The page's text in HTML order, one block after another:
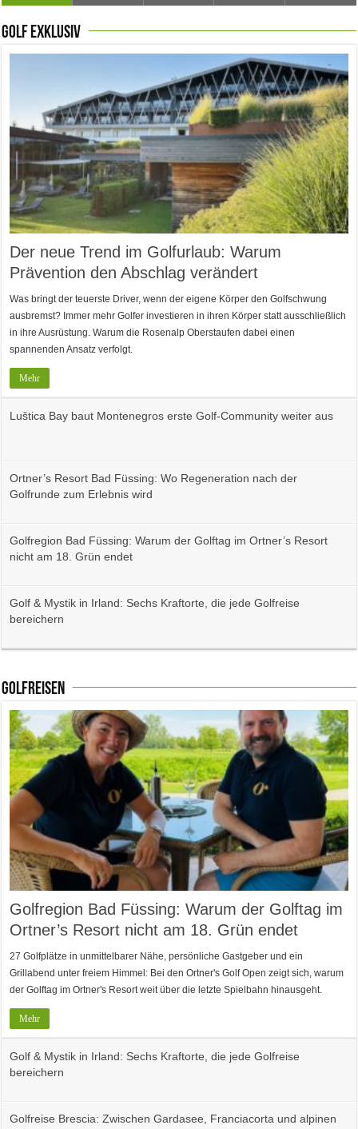
Der neue Trend im Golfurlaub: Warum Prävention den
Abschlag verändert
Luštica Bay baut Montenegros erste Golf-Community
weiter aus
Vom 85. Platz zur Claret Jug: Neuseeländer schreibt bei
The Open Geschichte
Claret Jug: Warum Scottie Scheffler die berühmteste
Golftrophäe zurückgeben muss
traditionsreiche Linksplatz zu den größten
Herausforderungen im Golfsport zählt
Golf exklusiv
Der neue Trend im Golfurlaub: Warum
Prävention den Abschlag verändert
Was bringt der teuerste Driver, wenn der eigene Körper den Golfschwung
ausbremst? Immer mehr Golfer investieren in ihren Körper statt ausschließlich
in ihre Ausrüstung. Warum die Rosenalp Oberstaufen dabei einen
spannenden Ansatz verfolgt.
Mehr
Luštica Bay baut Montenegros erste Golf-Community weiter aus
Ortner’s Resort Bad Füssing: Wo Regeneration nach der
Golfrunde zum Erlebnis wird
Golfregion Bad Füssing: Warum der Golftag im Ortner’s Resort
nicht am 18. Grün endet
Golf & Mystik in Irland: Sechs Kraftorte, die jede Golfreise
bereichern
Golfreisen
Golfregion Bad Füssing: Warum der Golftag im
Ortner’s Resort nicht am 18. Grün endet
27 Golfplätze in unmittelbarer Nähe, persönliche Gastgeber und ein
Grillabend unter freiem Himmel: Bei den Ortner's Golf Open zeigt sich, warum
der Golftag im Ortner's Resort weit über die letzte Spielbahn hinausgeht.
Mehr
Golf & Mystik in Irland: Sechs Kraftorte, die jede Golfreise
bereichern
Golfreise Brescia: Zwischen Gardasee, Franciacorta und alpinen